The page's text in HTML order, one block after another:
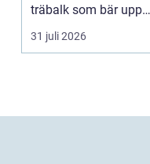
träbalk som bär upp
väggarna mot pla...
31 juli 2026